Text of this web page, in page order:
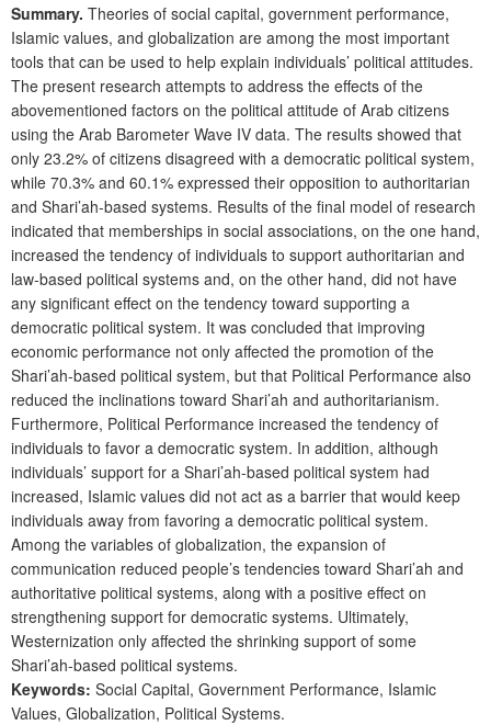
Summary. Theories of social capital, government performance,
Islamic values, and globalization are among the most important
tools that can be used to help explain individuals’ political attitudes.
The present research attempts to address the effects of the
abovementioned factors on the political attitude of Arab citizens
using the Arab Barometer Wave IV data. The results showed that
only 23.2% of citizens disagreed with a democratic political system,
while 70.3% and 60.1% expressed their opposition to authoritarian
and Shari’ah-based systems. Results of the final model of research
indicated that memberships in social associations, on the one hand,
increased the tendency of individuals to support authoritarian and
law-based political systems and, on the other hand, did not have
any significant effect on the tendency toward supporting a
democratic political system. It was concluded that improving
economic performance not only affected the promotion of the
Shari’ah-based political system, but that Political Performance also
reduced the inclinations toward Shari’ah and authoritarianism.
Furthermore, Political Performance increased the tendency of
individuals to favor a democratic system. In addition, although
individuals’ support for a Shari’ah-based political system had
increased, Islamic values did not act as a barrier that would keep
individuals away from favoring a democratic political system.
Among the variables of globalization, the expansion of
communication reduced people’s tendencies toward Shari’ah and
authoritative political systems, along with a positive effect on
strengthening support for democratic systems. Ultimately,
Westernization only affected the shrinking support of some
Shari’ah-based political systems.
Keywords: Social Capital, Government Performance, Islamic
Values, Globalization, Political Systems.